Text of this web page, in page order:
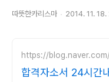
따뜻한카리스마 2014. 11.
https://
합격자소서 24시간